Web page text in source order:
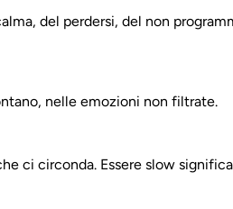
del perdersi, del non
nelle emozioni non filtrate.
ci circonda. Essere slow